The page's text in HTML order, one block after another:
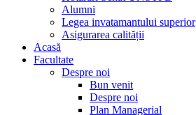
Alumni
Legea invatamantului superior
Asigurarea calității
Acasă
Facultate
Despre noi
Bun venit
Despre noi
Plan Managerial